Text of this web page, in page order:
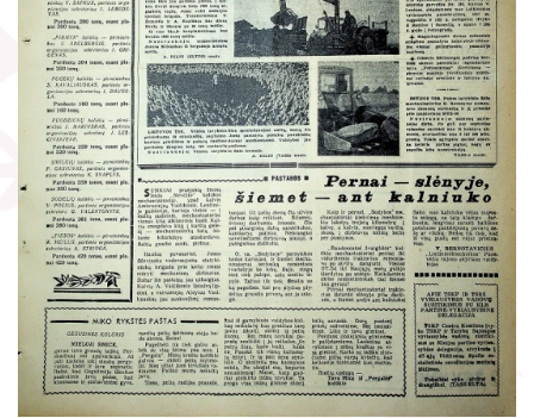
Gaunami periodiniai leidiniai
Tarpbibliotekinis abonementas
Knygomatai
Internetas
Klubai
Literatų klubas „Polėkis“
Interaktyvi kelionė
Gabrielės Petkevičaitės-Bitės literatūrinė
premija
Bibliotekos 70-metis
Virtuali biblioteka